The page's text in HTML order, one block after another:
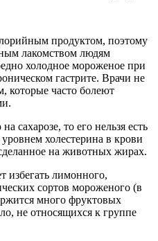
продуктом, поэтому
лакомством людям
холодное мороженое при
гастрите. Врачи не
которые часто болеют
сахарозе, то его нельзя есть
холестерина в крови
на животных жирах.
избегать лимонного,
сортов мороженого (в
много фруктовых
не относящихся к группе